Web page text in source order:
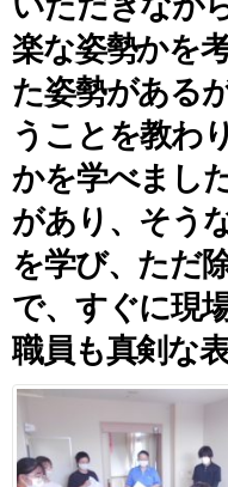
楽な姿勢かを
た姿勢がある
うことを教わ
かを学べまし
があり、そう
を学び、ただ
で、すぐに現
職員も真剣な